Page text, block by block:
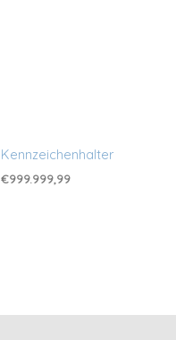
Kennzeichenhalter
€999.999,99